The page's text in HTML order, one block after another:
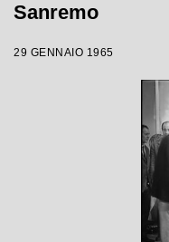
Sanremo
29 GENNAIO 1965